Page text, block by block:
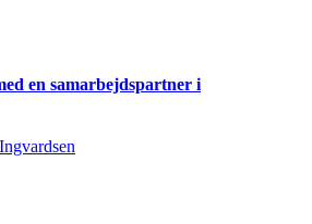
en samarbejdspartner i